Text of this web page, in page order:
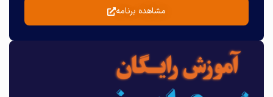
مشاهده برنامه